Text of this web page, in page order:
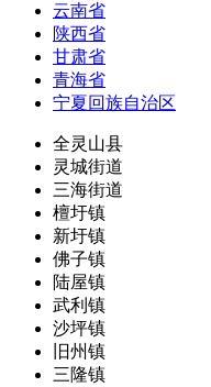
云南省
陕西省
甘肃省
青海省
宁夏回族自治区
全灵山县
灵城街道
三海街道
檀圩镇
新圩镇
佛子镇
陆屋镇
武利镇
沙坪镇
旧州镇
三隆镇